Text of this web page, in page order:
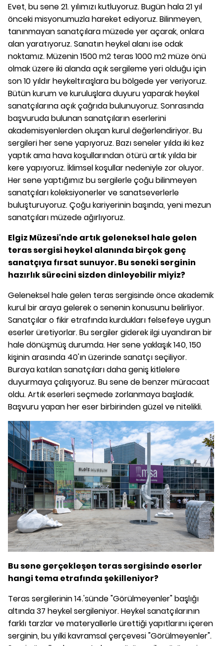
Evet, bu sene 21. yılımızı kutluyoruz. Bugün hala 21 yıl
önceki misyonumuzla hareket ediyoruz. Bilinmeyen,
tanınmayan sanatçılara müzede yer açarak, onlara
alan yaratıyoruz. Sanatın heykel alanı ise odak
noktamız. Müzenin 1500 m2 teras 1000 m2 müze önü
olmak üzere iki alanda açık sergileme yeri olduğu için
son 10 yıldır heykeltıraşlara bu bölgede yer veriyoruz.
Bütün kurum ve kuruluşlara duyuru yaparak heykel
sanatçılarına açık çağrıda bulunuyoruz. Sonrasında
başvuruda bulunan sanatçıların eserlerini
akademisyenlerden oluşan kurul değerlendiriyor. Bu
sergileri her sene yapıyoruz. Bazı seneler yılda iki kez
yaptık ama hava koşullarından ötürü artık yılda bir
kere yapıyoruz. İklimsel koşullar nedeniyle zor oluyor.
Her sene yaptığımız bu sergilerle çoğu bilinmeyen
sanatçıları koleksiyonerler ve sanatseverlerle
buluşturuyoruz. Çoğu kariyerinin başında, yeni mezun
sanatçıları müzede ağırlıyoruz.
Elgiz Müzesi'nde artık geleneksel hale gelen
teras sergisi heykel alanında birçok genç
sanatçıya fırsat sunuyor. Bu seneki serginin
hazırlık sürecini sizden dinleyebilir miyiz?
Geleneksel hale gelen teras sergisinde önce akademik
kurul bir araya gelerek o senenin konusunu belirliyor.
Sanatçılar o fikir etrafında kurdukları felsefeye uygun
eserler üretiyorlar. Bu sergiler giderek ilgi uyandıran bir
hale dönüşmüş durumda. Her sene yaklaşık 140, 150
kişinin arasında 40'ın üzerinde sanatçı seçiliyor.
Buraya katılan sanatçıları daha geniş kitlelere
duyurmaya çalışıyoruz. Bu sene de benzer müracaat
oldu. Artık eserleri seçmede zorlanmaya başladık.
Başvuru yapan her eser birbirinden güzel ve nitelikli.
Bu sene gerçekleşen teras sergisinde eserler
hangi tema etrafında şekilleniyor?
Teras sergilerinin 14.'sünde "Görülmeyenler" başlığı
altında 37 heykel sergileniyor. Heykel sanatçılarının
farklı tarzlar ve materyallerle ürettiği yapıtlarını içeren
serginin, bu yılki kavramsal çerçevesi "Görülmeyenler".